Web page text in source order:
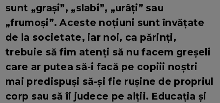
sunt „grași”, „slabi”, „urâți” sau
„frumoși”. Aceste noțiuni sunt învățate
de la societate, iar noi, ca părinți,
trebuie să fim atenți să nu facem greșeli
care ar putea să-i facă pe copiii noștri
mai predispuși să-și fie rușine de propriul
corp sau să îi judece pe alții. Educația și